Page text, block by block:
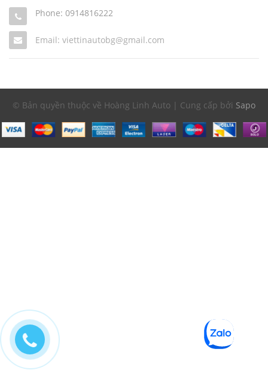
Phone: 0914816222
Email: viettinautobg@gmail.com
© Bản quyền thuộc về Hoàng Linh Auto | Cung cấp bởi Sapo